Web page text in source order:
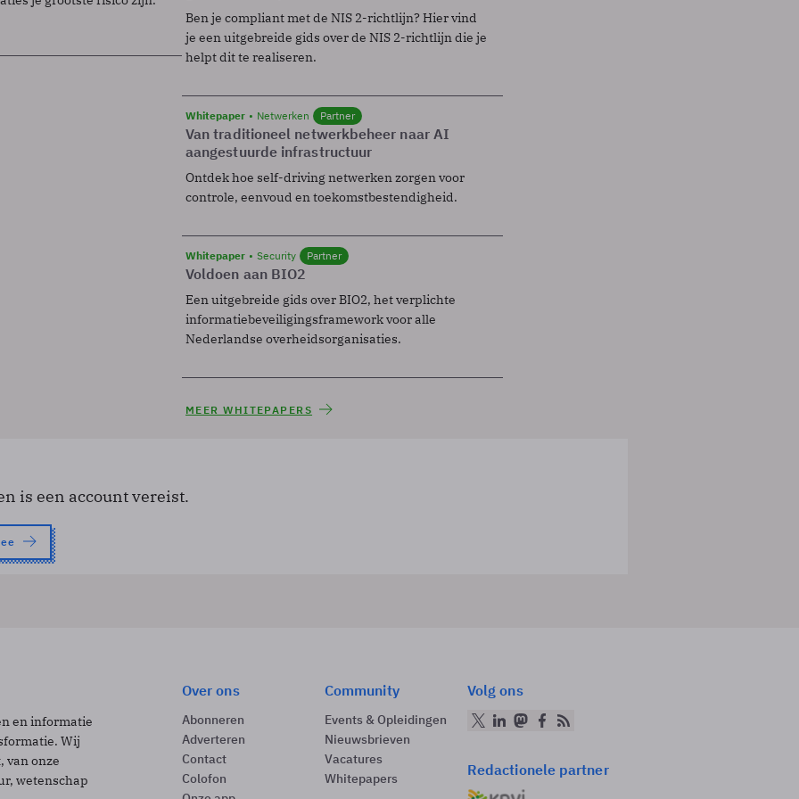
Ben je compliant met de NIS 2-richtlijn? Hier vind
je een uitgebreide gids over de NIS 2-richtlijn die je
helpt dit te realiseren.
Whitepaper Netwerken Partner
Van traditioneel netwerkbeheer naar AI
aangestuurde infrastructuur
Ontdek hoe self-driving netwerken zorgen voor
controle, eenvoud en toekomstbestendigheid.
Whitepaper Security Partner
Voldoen aan BIO2
Een uitgebreide gids over BIO2, het verplichte
informatiebeveiligingsframework voor alle
Nederlandse overheidsorganisaties.
MEER WHITEPAPERS
is een account vereist.
en informatie
Wij
van onze
wetenschap
Over ons
Abonneren
Adverteren
Contact
Colofon
Community
Events & Opleidingen
Nieuwsbrieven
Vacatures
Whitepapers
Volg ons
Redactionele partner